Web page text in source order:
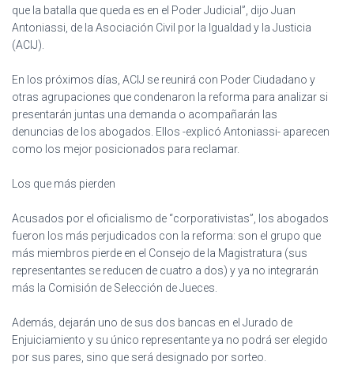
que la batalla que queda es en el Poder Judicial”, dijo Juan
Antoniassi, de la Asociación Civil por la Igualdad y la Justicia
(ACIJ).
En los próximos días, ACIJ se reunirá con Poder Ciudadano y
otras agrupaciones que condenaron la reforma para analizar si
presentarán juntas una demanda o acompañarán las
denuncias de los abogados. Ellos -explicó Antoniassi- aparecen
como los mejor posicionados para reclamar.
Los que más pierden
Acusados por el oficialismo de “corporativistas”, los abogados
fueron los más perjudicados con la reforma: son el grupo que
más miembros pierde en el Consejo de la Magistratura (sus
representantes se reducen de cuatro a dos) y ya no integrarán
más la Comisión de Selección de Jueces.
Además, dejarán uno de sus dos bancas en el Jurado de
Enjuiciamiento y su único representante ya no podrá ser elegido
por sus pares, sino que será designado por sorteo.